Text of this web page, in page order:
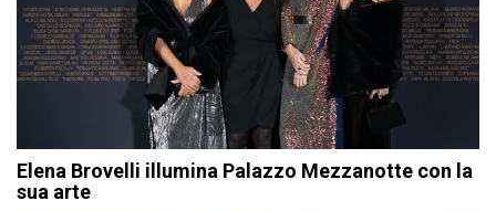
Elena Brovelli illumina Palazzo Mezzanotte con la
sua arte